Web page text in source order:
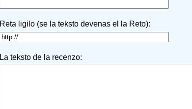
Reta ligilo (se la teksto devenas el la Reto):
La teksto de la recenzo: